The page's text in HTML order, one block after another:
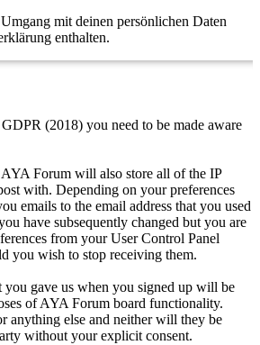
mit deinen persönlichen Daten
enthalten.
(2018) you need to be made aware
Forum will also store all of the IP
with. Depending on your preferences
emails to the email address that you used
have subsequently changed but you are
from your User Control Panel
you wish to stop receiving them.
you gave us when you signed up will be
of AYA Forum board functionality.
anything else and neither will they be
without your explicit consent.